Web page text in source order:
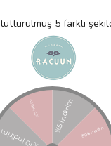
5 farklı
ile partinizi
güvenli bir gelecek